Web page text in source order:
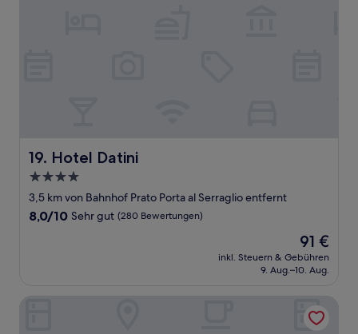
19. Hotel Datini
Hotel Datini
4.0-
Sterne-
Unterkunft
3,5 km von Bahnhof Prato Porta al Serraglio entfernt
8.0
Bewertungen)
8,0/10 Sehr gut (280 Bewertungen)
Der
Preis
beträgt
91 €
inkl. Steuern & Gebühren
9. Aug.–10. Aug.